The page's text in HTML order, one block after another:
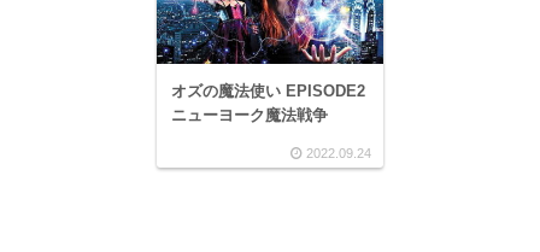
オズの魔法使い EPISODE2
ニューヨーク魔法戦争
2022.09.24